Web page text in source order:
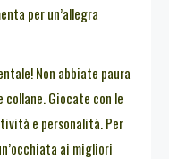
per un’allegra
Non abbiate paura
Giocate con le
e personalità. Per
ai migliori